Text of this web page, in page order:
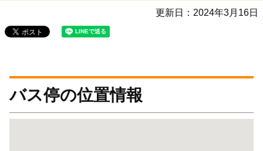
更新日： 2024年3月16日
バス停の位置情報